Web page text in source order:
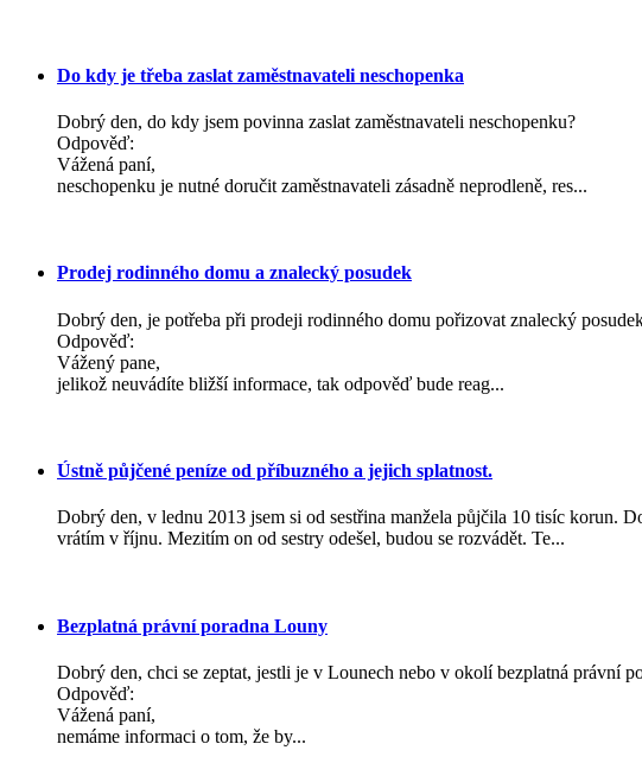
Do kdy je třeba zaslat zaměstnavateli neschopenka
Dobrý den, do kdy jsem povinna zaslat zaměstnavateli neschopenku?
Odpověď:
Vážená paní,
neschopenku je nutné doručit zaměstnavateli zásadně neprodleně, res...
Prodej rodinného domu a znalecký posudek
Dobrý den, je potřeba při prodeji rodinného domu pořizovat znalecký
Odpověď:
Vážený pane,
jelikož neuvádíte bližší informace, tak odpověď bude reag...
Ústně půjčené peníze od příbuzného a jejich splatnost.
Dobrý den, v lednu 2013 jsem si od sestřina manžela půjčila 10 tisíc korun.
vrátím v říjnu. Mezitím on od sestry odešel, budou se rozvádět. Te...
Bezplatná právní poradna Louny
Dobrý den, chci se zeptat, jestli je v Lounech nebo v okolí bezplatná právní
Odpověď:
Vážená paní,
nemáme informaci o tom, že by...